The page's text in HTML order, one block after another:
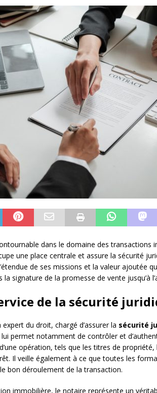
dans le domaine des transactions
une place centrale et assure la sécurité
de ses missions et la valeur ajoutée
signature de la promesse de vente jusqu’à
de la sécurité
du droit, chargé d’assurer la sécurité
permet notamment de contrôler et
opération, tels que les titres de propriété,
Il veille également à ce que toutes les
bon déroulement de la transaction.
immobilière, le notaire représente un